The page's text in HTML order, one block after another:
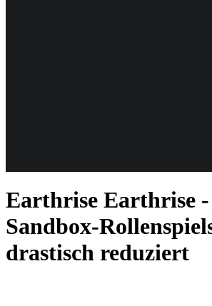
Follow us
Earthrise Earthrise -
Sandbox-
drastisch reduziert